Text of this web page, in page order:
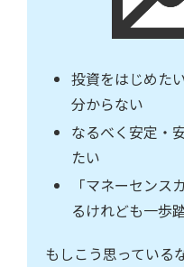
投資をはじめた
分からない
なるべく安定・
たい
「マネーセンス
るけれども一歩
もしこう思っている